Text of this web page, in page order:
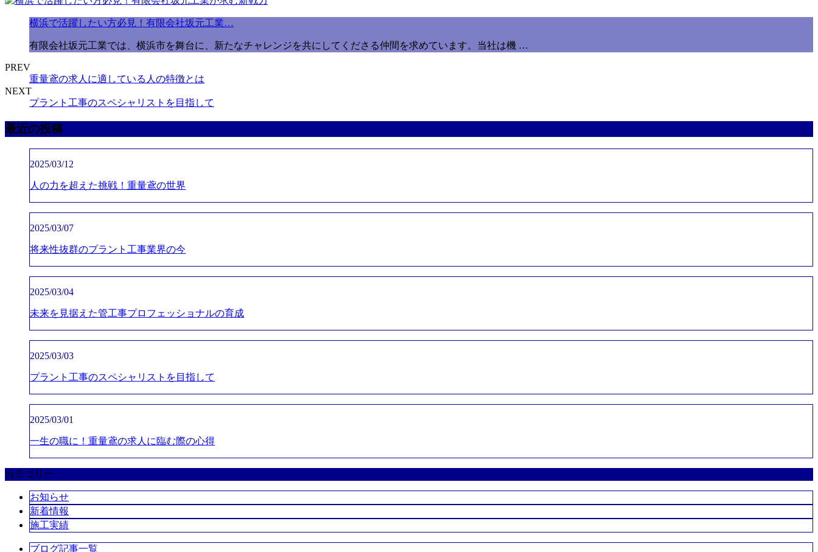
横浜で活躍したい方必見！有限会社坂元工業…
有限会社坂元工業では、横浜市を舞台に、新たなチャレンジを共にしてくださる仲間を求めています。当社は機 …
PREV
重量鳶の求人に適している人の特徴とは
NEXT
プラント工事のスペシャリストを目指して
最近の投稿
2025/03/12
人の力を超えた挑戦！重量鳶の世界
2025/03/07
将来性抜群のプラント工事業界の今
2025/03/04
未来を見据えた管工事プロフェッショナルの育成
2025/03/03
プラント工事のスペシャリストを目指して
2025/03/01
一生の職に！重量鳶の求人に臨む際の心得
カテゴリー
お知らせ
新着情報
施工実績
ブログ記事一覧